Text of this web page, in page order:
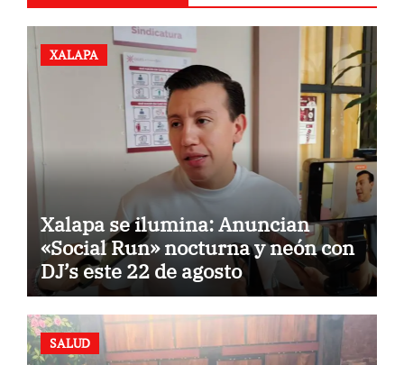
XALAPA
Xalapa se ilumina: Anuncian
«Social Run» nocturna y neón con
DJ’s este 22 de agosto
SALUD